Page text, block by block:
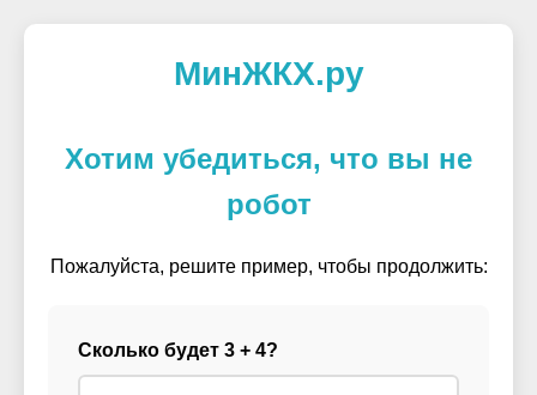
МинЖКХ.ру
Хотим убедиться, что вы не
робот
Пожалуйста, решите пример, чтобы продолжить:
Сколько будет 3 + 4?